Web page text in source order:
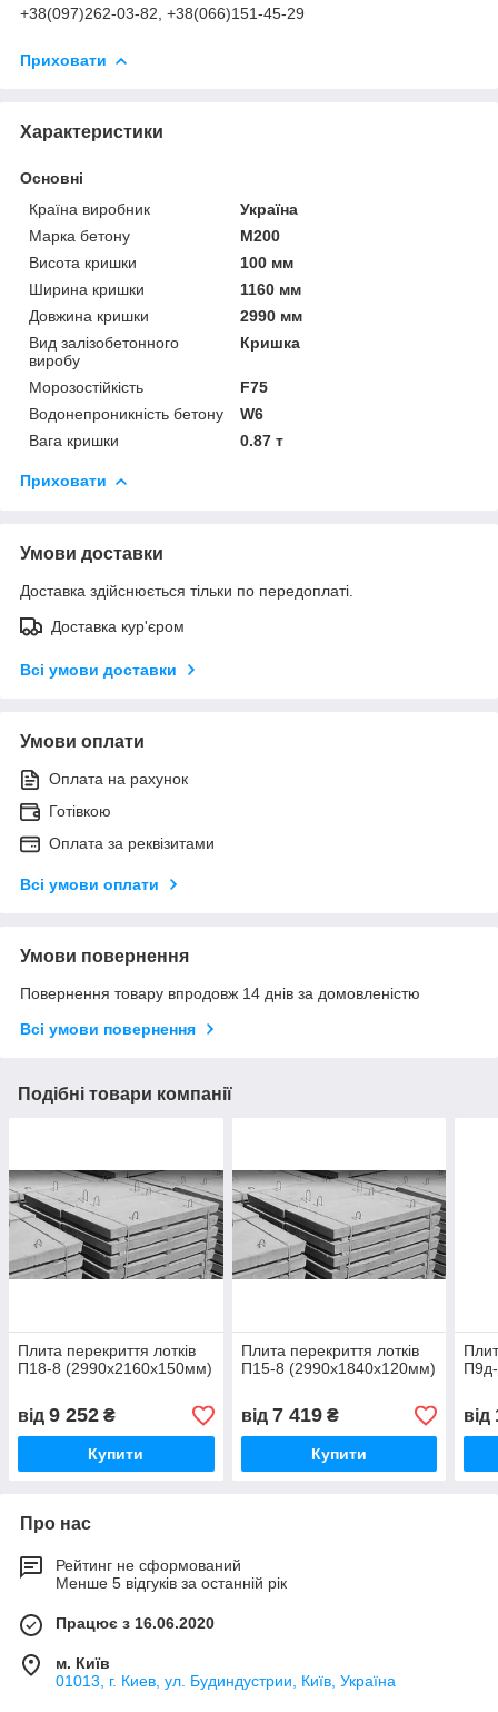
+38(097)262-03-82 , +38(066)151-45-29
Приховати
Характеристики
Основні
Країна виробник
Україна
Марка бетону
М200
Висота кришки
100 мм
Ширина кришки
1160 мм
Довжина кришки
2990 мм
Вид залізобетонного
виробу
Кришка
Морозостійкість
F75
Водонепроникність бетону
W6
Вага кришки
0.87 т
Приховати
Умови доставки
Доставка здійснюється тільки по передоплаті.
Доставка кур'єром
Всі умови доставки
Умови оплати
Оплата на рахунок
Готівкою
Оплата за реквізитами
Всі умови оплати
Умови повернення
Повернення товару впродовж 14 днів за домовленістю
Всі умови повернення
Подібні товари компанії
Плита перекриття лотків
П18-8 (2990х2160х150мм)
від 9 252 ₴
Купити
Плита перекриття лотків
П15-8 (2990х1840х120мм)
від 7 419₴
Купити
від
Про нас
Рейтинг не сформований
Менше 5 відгуків за останній рік
Працює з 16.06.2020
м. Київ
01013, г. Киев, ул. Будиндустрии, Київ, Україна